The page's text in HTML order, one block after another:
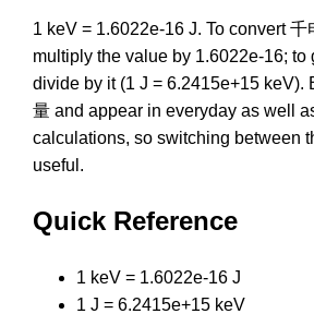
1 keV = 1.6022e-16 J. To convert 千
multiply the value by 1.6022e-16; to
divide by it (1 J = 6.2415e+15 keV).
量 and appear in everyday as well
calculations, so switching between
useful.
Quick Reference
1 keV = 1.6022e-16 J
1 J = 6.2415e+15 keV